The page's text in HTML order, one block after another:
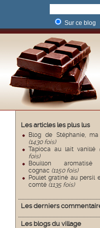
Sur ce blog
Les articles les plus lus
Blog de Stéphanie,
(1430 fois)
Tapioca au lait vanillé
fois)
Bouillon
cognac (1150 fois)
Poulet gratiné au persil
comté (1135 fois)
Les derniers
Les blogs du village